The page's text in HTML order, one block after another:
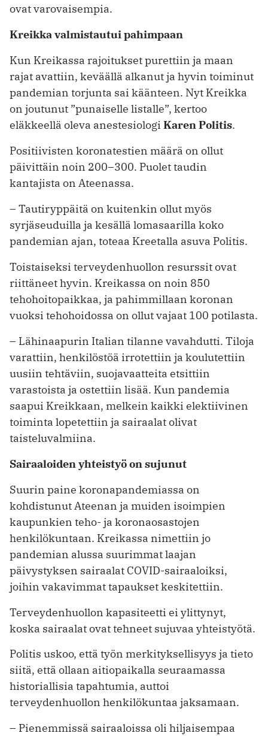
ovat varovaisempia.
Kreikka valmistautui pahimpaan
Kun Kreikassa rajoitukset purettiin ja maan
rajat avattiin, keväällä alkanut ja hyvin toiminut
pandemian torjunta sai käänteen. Nyt Kreikka
on joutunut ”punaiselle listalle”, kertoo
eläkkeellä oleva anestesiologi ­Karen Politis.
Positiivisten koronatestien määrä on ollut
päivittäin noin 200–300. Puolet taudin
kantajista on Ateenassa.
– Tautiryppäitä on kuitenkin ollut myös
syrjäseuduilla ja kesällä lomasaarilla koko
pandemian ajan, toteaa Kreetalla asuva Politis.
Toistaiseksi terveydenhuollon resurssit ovat
riittäneet hyvin. Kreikassa on noin 850
tehohoitopaikkaa, ja pahimmillaan koronan
vuoksi tehohoidossa on ollut vajaat 100 potilasta.
– Lähinaapurin Italian tilanne vavahdutti. Tiloja
varattiin, henkilöstöä irrotettiin ja koulutettiin
uusiin tehtäviin, suojavaatteita etsittiin
varastoista ja ­ostettiin lisää. Kun pandemia
saapui Kreikkaan, melkein kaikki elektiivinen
toiminta lopetettiin ja sairaalat olivat
taisteluvalmiina.
Sairaaloiden yhteistyö on sujunut
Suurin paine koronapandemiassa on
kohdistunut Ateenan ja muiden isoimpien
kaupunkien teho- ja koronaosastojen
henkilökuntaan. Kreikassa nimettiin jo
pandemian alussa suurimmat laajan
päivystyksen sairaalat COVID-sairaaloiksi,
joihin vakavimmat tapaukset keskitettiin.
Terveydenhuollon kapasiteetti ei ylittynyt,
koska sairaalat ovat tehneet sujuvaa yhteistyötä.
Politis uskoo, että työn merkityksellisyys ja tieto
siitä, että ollaan aitiopaikalla seuraamassa
historiallisia tapahtumia, auttoi
terveydenhuollon henkilökuntaa jaksamaan.
– Pienemmissä sairaaloissa oli hiljaisempaa